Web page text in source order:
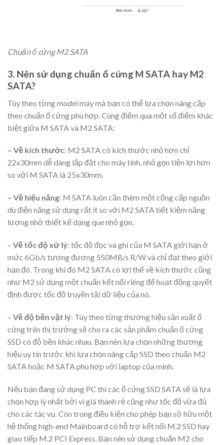
Chuẩn ổ cứng M2 SATA
3. Nên sử dụng chuẩn ổ cứng M SATA hay M2
SATA?
Tùy theo từng model máy mà bạn có thể lựa chọn nâng cấp
theo chuẩn ổ cứng phù hợp. Cùng điểm qua một số điểm khác
biệt giữa M SATA và M2 SATA:
– Về kích thước: M2 SATA có kích thước nhỏ hơn chỉ
22x30mm dễ dàng lắp đặt cho máy tính, nhỏ gọn tiện lợi hơn
so với M SATA là 25x30mm.
– Về hiệu năng: M SATA luôn cần thêm một cổng cấp nguồn
dù điện năng sử dụng rất ít so với M2 SATA tiết kiệm năng
lượng nhờ thiết kế dạng que nhỏ gọn.
– Về tốc độ xử lý: tốc độ đọc và ghi của M SATA giới hạn ở
mức 6Gb/s tương đương 550MB/s R/W và chỉ đạt theo giới
hạn đó. Trong khi đó M2 SATA có lợi thế về kích thước cũng
như M2 sử dụng một chuẩn kết nối riêng để hoạt động quyết
định được tốc độ truyền tải dữ liệu của nó.
– Về độ bền vật lý: Tùy theo từng thương hiệu sản xuất ổ
cứng trên thị trường sẽ cho ra các sản phẩm chuẩn ổ cứng
SSD có độ bền khác nhau. Bạn nên lựa chọn những thương
hiệu uy tín trước khi lựa chọn nâng cấp SSD theo chuẩn M2
SATA hoặc M SATA phù hợp với laptop của mình.
Nếu bạn đang sử dụng PC thì các ổ cứng SSD SATA sẽ là lựa
chọn hợp lý nhất bởi vì giá thành rẻ cũng như tốc độ vừa đủ
cho các tác vụ. Còn trong điều kiện cho phép bạn sở hữu một
hệ thống high-end Mainboard có hỗ trợ kết nối M.2 SSD hay
giao tiếp M.2 PCI Express. Bạn nên sử dụng chuẩn M2 cho